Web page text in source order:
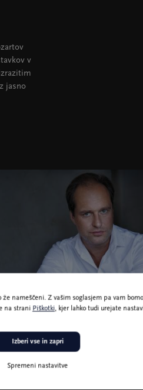
v
jasno
Lazslo Emmer
nameščeni. Z vašim soglasjem pa vam
na strani Piškotki, kjer lahko tudi urejate
Spremeni nastavitve
Izberi vse in zapri